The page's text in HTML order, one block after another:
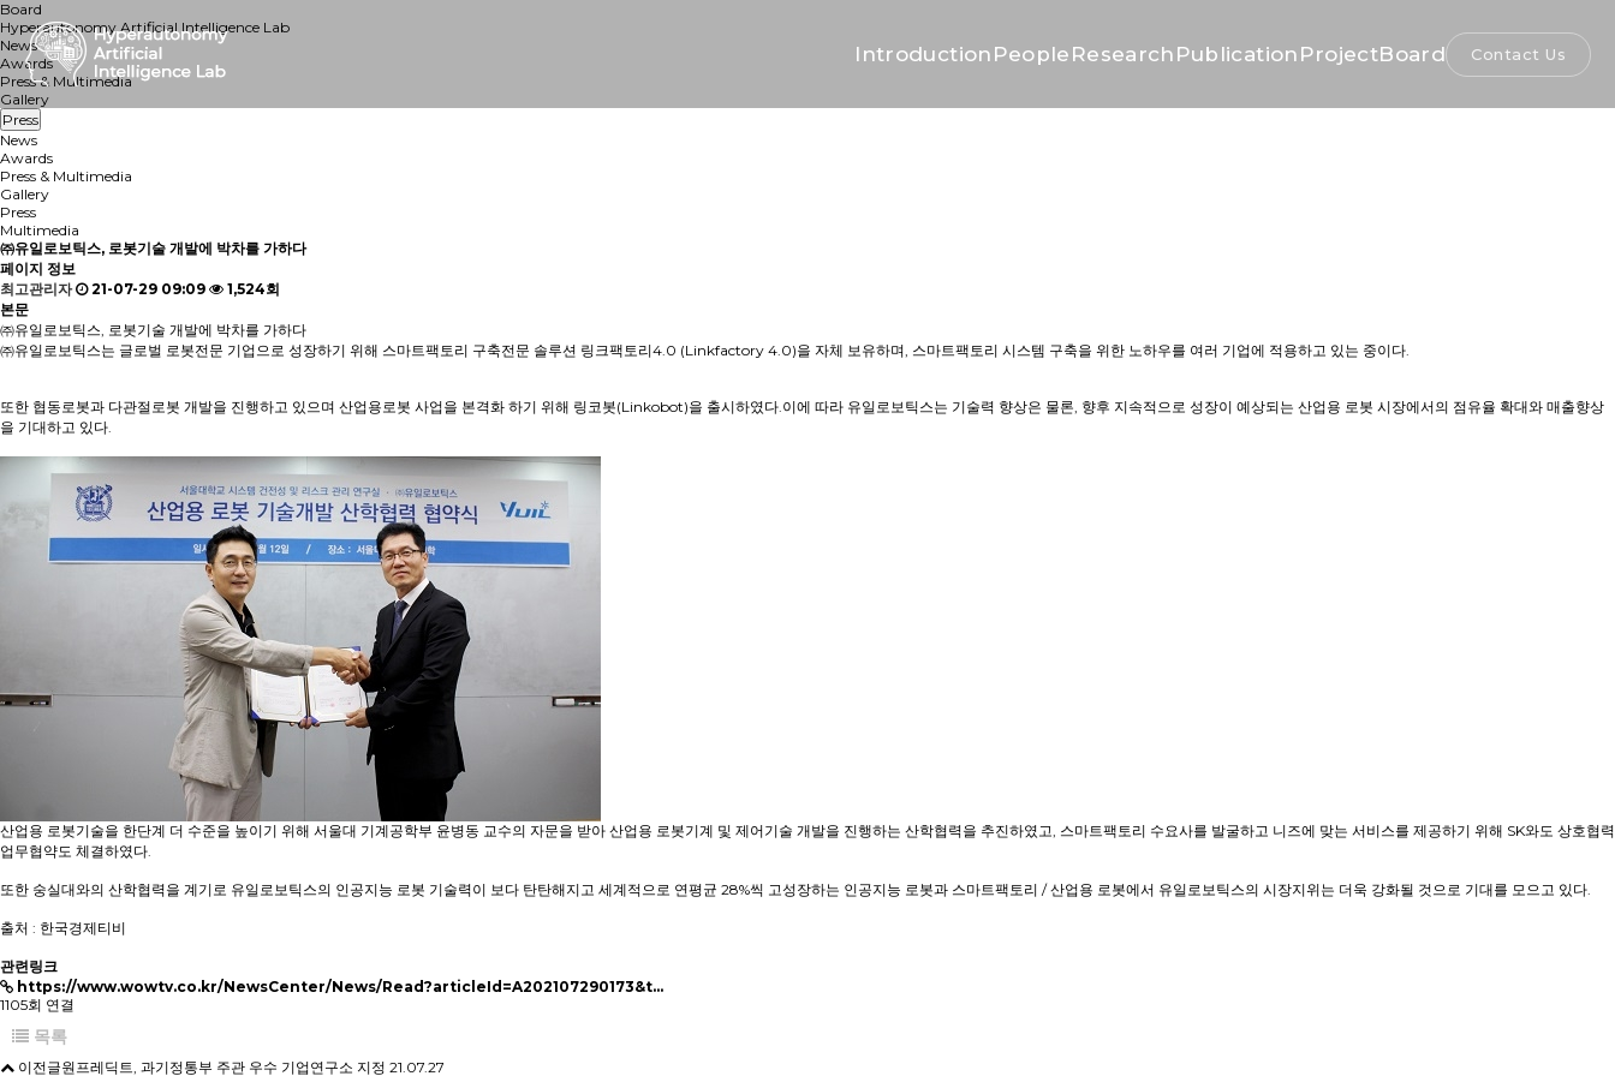
Introduction People Research Publication ProjectBoard Contact Us
Board
Hyperautonomy Artificial Intelligence Lab
News
Awards
Press & Multimedia
Gallery
Press
News
Awards
Press & Multimedia
Gallery
Press
Multimedia
㈜유일로보틱스, 로봇기술 개발에 박차를 가하다
페이지 정보
최고관리자
21-07-29 09:09
1,524회
본문
㈜유일로보틱스, 로봇기술 개발에 박차를 가하다
㈜유일로보틱스는 글로벌 로봇전문 기업으로 성장하기 위해 스마트팩토리 구축전문 솔루션 링크팩토리4.0 (Linkfactory 4.0)을 자체 보유하며, 스마트팩토리 시스템 구축을 위한 노하우를 여러 기업에 적용하고 있는 중이다.
또한 협동로봇과 다관절로봇 개발을 진행하고 있으며 산업용로봇 사업을 본격화 하기 위해 링코봇(Linkobot)을 출시하였다.이에 따라 유일로보틱스는 기술력 향상은 물론, 향후 지속적으로 성장이 예상되는 산업용 로봇 시장에서의 점유율 확대와 매출향상
을 기대하고 있다.
산업용 로봇기술을 한단계 더 수준을 높이기 위해 서울대 기계공학부 윤병동 교수의 자문을 받아 산업용 로봇기계 및 제어기술 개발을 진행하는 산학협력을 추진하였고, 스마트팩토리 수요사를 발굴하고 니즈에 맞는 서비스를 제공하기 위해 SK와도 상호협력
업무협약도 체결하였다.
또한 숭실대와의 산학협력을 계기로 유일로보틱스의 인공지능 로봇 기술력이 보다 탄탄해지고 세계적으로 연평균 28%씩 고성장하는 인공지능 로봇과 스마트팩토리 / 산업용 로봇에서 유일로보틱스의 시장지위는 더욱 강화될 것으로 기대를 모으고 있다.​
출처 : 한국경제티비
관련링크
https://www.wowtv.co.kr/NewsCenter/News/Read?articleId=A202107290173&t…
1105회 연결
목록
이전글원프레딕트, 과기정통부 주관 우수 기업연구소 지정 21.07.27